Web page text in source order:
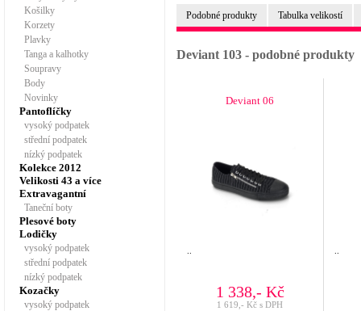
Košilky
Korzety
Plavky
Tanga a kalhotky
Soupravy
Body
Novinky
Pantoflíčky
vysoký podpatek
střední podpatek
nízký podpatek
Kolekce 2012
Velikosti 43 a více
Extravagantní
Taneční boty
Plesové boty
Lodičky
vysoký podpatek
střední podpatek
nízký podpatek
Kozačky
vysoký podpatek
Podobné produkty Tabulka velikostí
Deviant 103 - podobné produkty
Deviant 06
1 338,- Kč
1 619,- Kč s DPH